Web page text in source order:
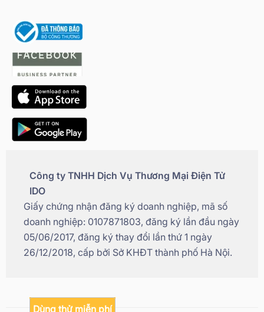
Dùng thử miễn phí
Công ty TNHH Dịch Vụ Thương Mại Điện Tử
IDO
Giấy chứng nhận đăng ký doanh nghiệp, mã số
doanh nghiệp: 0107871803, đăng ký lần đầu ngày
05/06/2017, đăng ký thay đổi lần thứ 1 ngày
26/12/2018, cấp bởi Sở KHĐT thành phố Hà Nội.